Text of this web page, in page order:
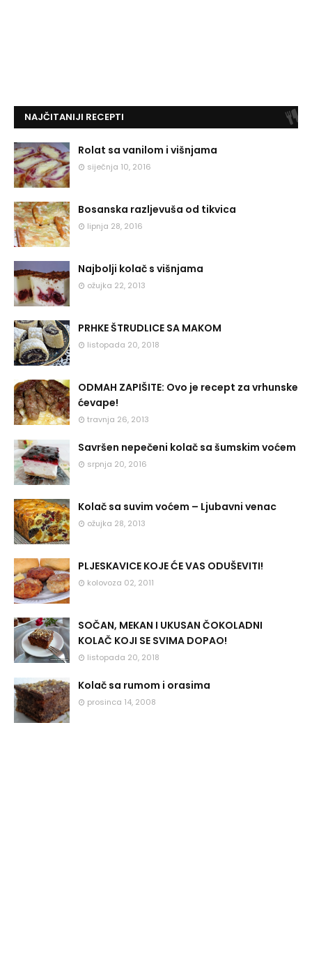
NAJČITANIJI RECEPTI
Rolat sa vanilom i višnjama
siječnja 10, 2016
Bosanska razljevuša od tikvica
lipnja 28, 2016
Najbolji kolač s višnjama
ožujka 22, 2013
PRHKE ŠTRUDLICE SA MAKOM
listopada 20, 2018
ODMAH ZAPIŠITE: Ovo je recept za vrhunske
ćevape!
travnja 26, 2013
Savršen nepečeni kolač sa šumskim voćem
srpnja 20, 2016
Kolač sa suvim voćem – Ljubavni venac
ožujka 28, 2013
PLJESKAVICE KOJE ĆE VAS ODUŠEVITI!
kolovoza 02, 2011
SOČAN, MEKAN I UKUSAN ČOKOLADNI
KOLAČ KOJI SE SVIMA DOPAO!
listopada 20, 2018
Kolač sa rumom i orasima
prosinca 14, 2008